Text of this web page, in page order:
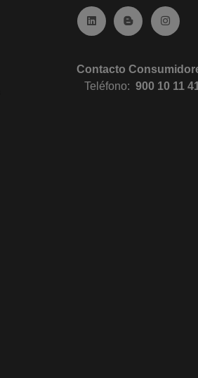
Ir a Linkedin (abre en
Ir al BlogIr a
Contacto
Teléfono:900 10 11